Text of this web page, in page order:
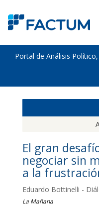
Portal de Análisis
El gran
negociar sin
a la
Eduardo Bottinelli -
La Mañana